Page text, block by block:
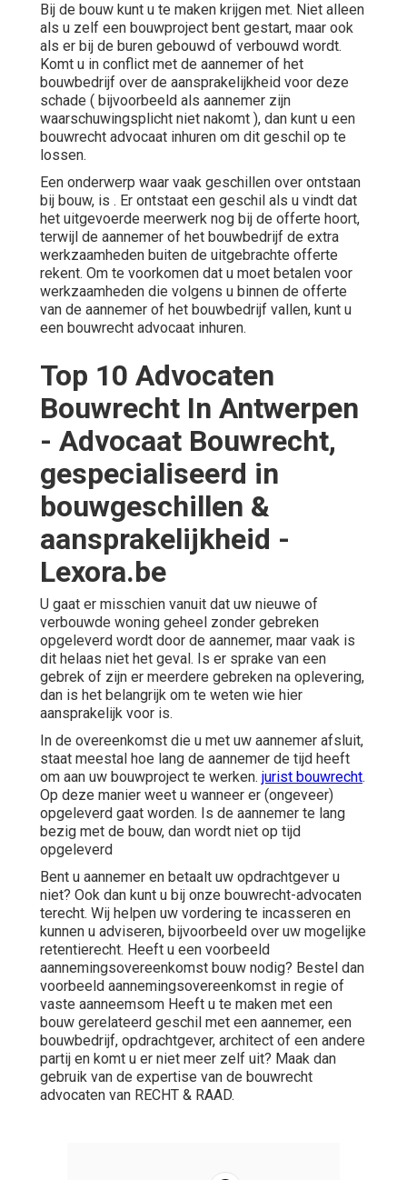
Bij de bouw kunt u te maken krijgen met. Niet alleen
als u zelf een bouwproject bent gestart, maar ook
als er bij de buren gebouwd of verbouwd wordt.
Komt u in conflict met de aannemer of het
bouwbedrijf over de aansprakelijkheid voor deze
schade ( bijvoorbeeld als aannemer zijn
waarschuwingsplicht niet nakomt ), dan kunt u een
bouwrecht advocaat inhuren om dit geschil op te
lossen.
Een onderwerp waar vaak geschillen over ontstaan
bij bouw, is . Er ontstaat een geschil als u vindt dat
het uitgevoerde meerwerk nog bij de offerte hoort,
terwijl de aannemer of het bouwbedrijf de extra
werkzaamheden buiten de uitgebrachte offerte
rekent. Om te voorkomen dat u moet betalen voor
werkzaamheden die volgens u binnen de offerte
van de aannemer of het bouwbedrijf vallen, kunt u
een bouwrecht advocaat inhuren.
Top 10 Advocaten
Bouwrecht In Antwerpen
- Advocaat Bouwrecht,
gespecialiseerd in
bouwgeschillen &
aansprakelijkheid -
Lexora.be
U gaat er misschien vanuit dat uw nieuwe of
verbouwde woning geheel zonder gebreken
opgeleverd wordt door de aannemer, maar vaak is
dit helaas niet het geval. Is er sprake van een
gebrek of zijn er meerdere gebreken na oplevering,
dan is het belangrijk om te weten wie hier
aansprakelijk voor is.
In de overeenkomst die u met uw aannemer afsluit,
staat meestal hoe lang de aannemer de tijd heeft
om aan uw bouwproject te werken. jurist bouwrecht.
Op deze manier weet u wanneer er (ongeveer)
opgeleverd gaat worden. Is de aannemer te lang
bezig met de bouw, dan wordt niet op tijd
opgeleverd
Bent u aannemer en betaalt uw opdrachtgever u
niet? Ook dan kunt u bij onze bouwrecht-advocaten
terecht. Wij helpen uw vordering te incasseren en
kunnen u adviseren, bijvoorbeeld over uw mogelijke
retentierecht. Heeft u een voorbeeld
aannemingsovereenkomst bouw nodig? Bestel dan
voorbeeld aannemingsovereenkomst in regie of
vaste aanneemsom Heeft u te maken met een
bouw gerelateerd geschil met een aannemer, een
bouwbedrijf, opdrachtgever, architect of een andere
partij en komt u er niet meer zelf uit? Maak dan
gebruik van de expertise van de bouwrecht
advocaten van RECHT & RAAD.